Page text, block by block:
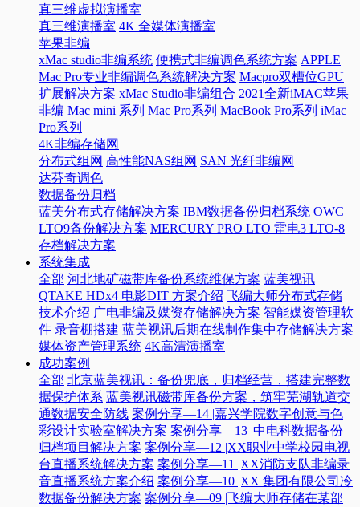
真三维虚拟演播室
真三维演播室 4K 全媒体演播室
苹果非编
xMac studio非编系统 便携式非编调色系统方案 APPLE
Mac Pro专业非编调色系统解决方案 Macpro双槽位GPU
扩展解决方案 xMac Studio非编组合 2021全新iMAC苹果
非编 Mac mini 系列 Mac Pro系列 MacBook Pro系列 iMac
Pro系列
4K非编存储网
分布式组网 高性能NAS组网 SAN 光纤非编网
达芬奇调色
数据备份归档
蓝美分布式存储解决方案 IBM数据备份归档系统 OWC
LTO9备份解决方案 MERCURY PRO LTO 雷电3 LTO-8
存档解决方案
系统集成
全部 河北地矿磁带库备份系统维保方案 蓝美视讯
QTAKE HDx4 电影DIT 方案介绍 飞编大师分布式存储
技术介绍 广电非编及媒资存储解决方案 智能媒资管理软
件 录音棚搭建 蓝美视讯后期在线制作集中存储解决方案
媒体资产管理系统 4K高清演播室
成功案例
全部 北京蓝美视讯：备份兜底，归档经营，搭建完整数
据保护体系 蓝美视讯磁带库备份方案，筑牢芜湖轨道交
通数据安全防线 案例分享—14 |嘉兴学院数字创意与色
彩设计实验室解决方案 案例分享—13 |中电科数据备份
归档项目解决方案 案例分享—12 |XX职业中学校园电视
台直播系统解决方案 案例分享—11 |XX消防支队非编录
音直播系统方案介绍 案例分享—10 |XX 集团有限公司冷
数据备份解决方案 案例分享—09 |飞编大师存储在某部